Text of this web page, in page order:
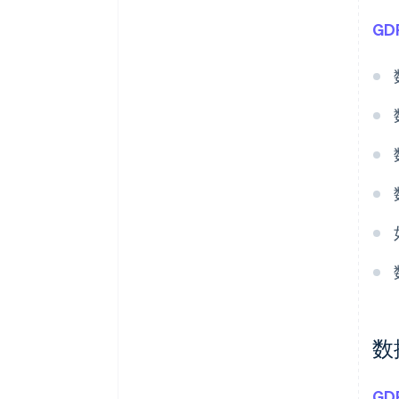
数